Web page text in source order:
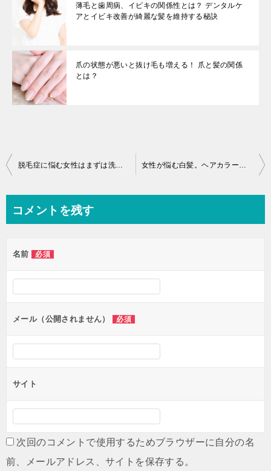
薄毛と歯周病、イビキの関係性とは？ デンタルケ
アとイビキ改善が綺麗な髪を維持する秘訣
爪の状態が悪いと抜け毛も増える！ 爪と髪の関係
とは？
投
ビ
ー
シ
ン
脱毛症に悩む女性はまずは洗髪方法を変えてみる。 女性が悩む白髪。ヘアカラーをすると抜け毛が増えるか？
コメントを残す
名前 必須
メール（公開されません） 必須
サイト
次回のコメントで使用するためブラウザーに自分の名
前、メールアドレス、サイトを保存する。